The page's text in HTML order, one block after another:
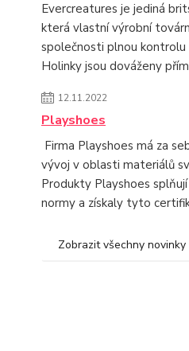
Evercreatures je jediná
která vlastní výrobní
společnosti plnou kontrolu
Holinky jsou dováženy
12.11.2022
Playshoes
Firma Playshoes má za
vývoj v oblasti materiálů
Produkty Playshoes
normy a získaly tyto
Zobrazit všechny novinky